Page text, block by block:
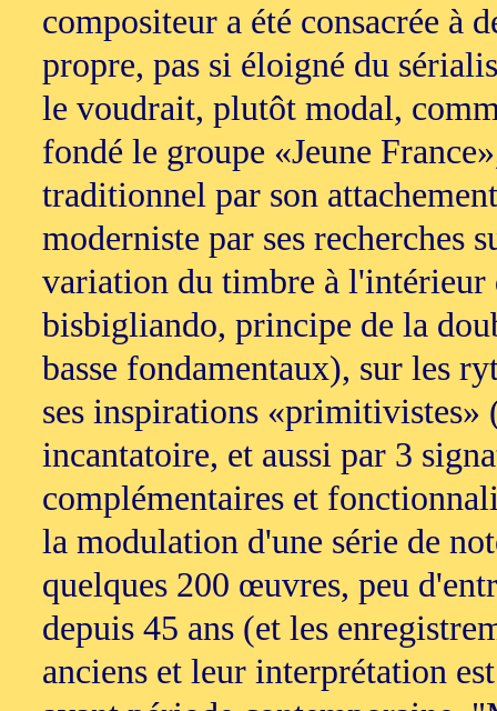
compositeur a été consacrée à
propre, pas si éloigné du
le voudrait, plutôt modal,
fondé le groupe «Jeune
traditionnel par son
moderniste par ses recherches
variation du timbre à l'intérieur
bisbigliando, principe de la
basse fondamentaux), sur les
ses inspirations
incantatoire, et aussi par 3
complémentaires et
la modulation d'une série de
quelques 200 œuvres, peu
depuis 45 ans (et les
anciens et leur interprétation